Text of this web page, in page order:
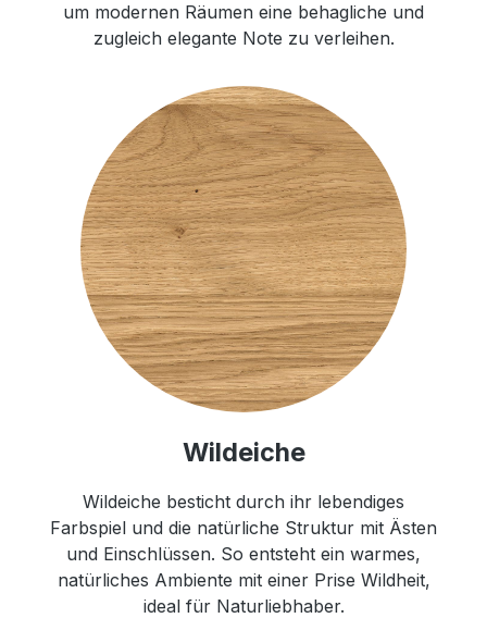
um modernen Räumen eine behagliche und
zugleich elegante Note zu verleihen.
Wildeiche
Wildeiche besticht durch ihr lebendiges
Farbspiel und die natürliche Struktur mit Ästen
und Einschlüssen. So entsteht ein warmes,
natürliches Ambiente mit einer Prise Wildheit,
ideal für Naturliebhaber.